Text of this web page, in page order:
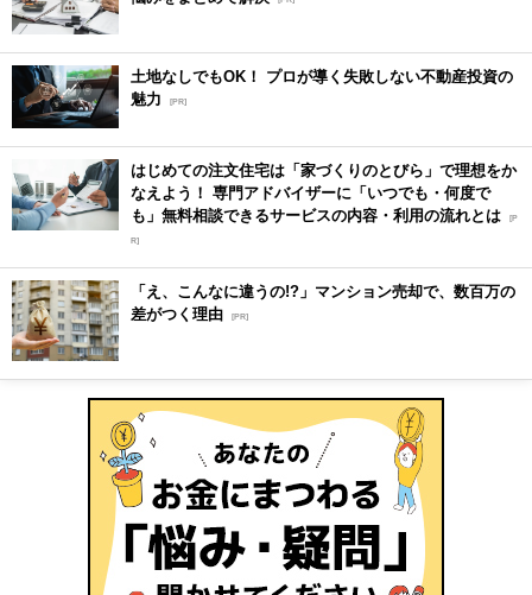
土地なしでもOK！ プロが導く失敗しない不動産投資の
魅力
[PR]
はじめての注文住宅は「家づくりのとびら」で理想をか
なえよう！ 専門アドバイザーに「いつでも・何度で
も」無料相談できるサービスの内容・利用の流れとは [P
R]
「え、こんなに違うの!?」マンション売却で、数百万の
差がつく理由 [PR]